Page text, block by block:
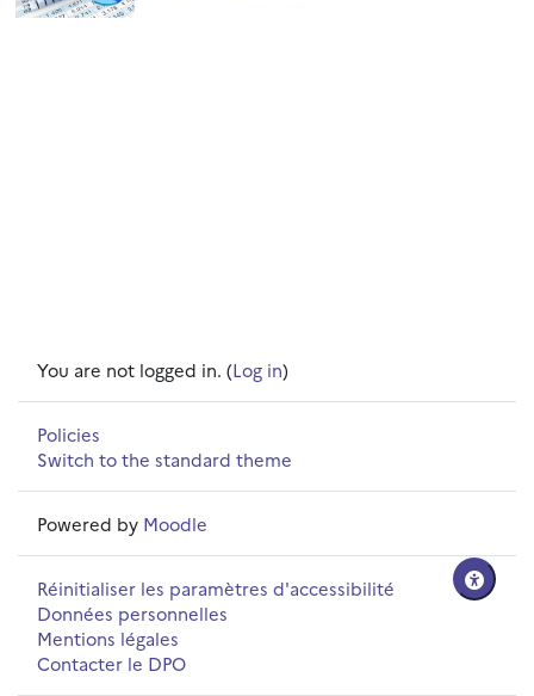
You are not logged in. (Log in)
Policies
Switch to the standard theme
Powered by Moodle
Réinitialiser les paramètres d'accessibilité
Données personnelles
Mentions légales
Contacter le DPO